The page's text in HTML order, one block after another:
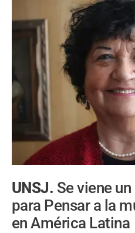
UNSJ. Se viene
para Pensar a la
en América Latina